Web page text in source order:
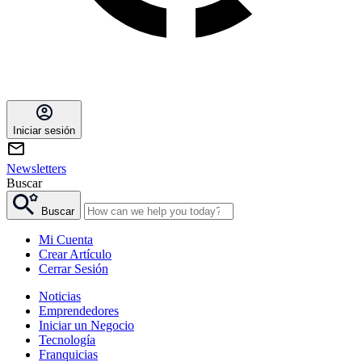
Iniciar sesión
Newsletters
Buscar
Buscar
Mi Cuenta
Crear Artículo
Cerrar Sesión
Noticias
Emprendedores
Iniciar un Negocio
Tecnología
Franquicias